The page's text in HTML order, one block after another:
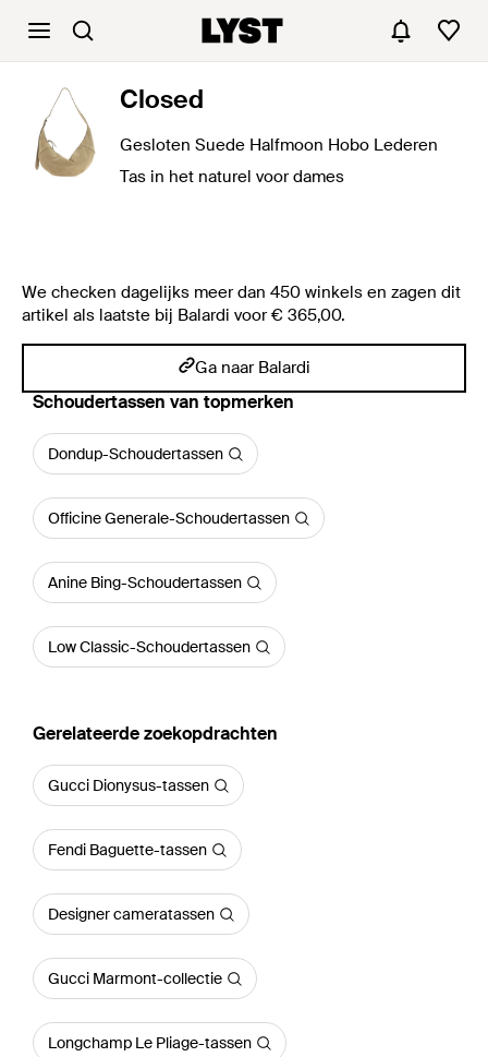
Closed
Gesloten Suede Halfmoon Hobo Lederen
Tas in het naturel voor dames
We checken dagelijks meer dan 450 winkels en zagen dit
artikel als laatste bij Balardi voor € 365,00.
Ga naar Balardi
‪Schoudertassen‬ van topmerken
Dondup-Schoudertassen
Officine Generale-Schoudertassen
Anine Bing-Schoudertassen
Low Classic-Schoudertassen
Gerelateerde zoekopdrachten
Gucci Dionysus-tassen
Fendi Baguette-tassen
Designer cameratassen
Gucci Marmont-collectie
Longchamp Le Pliage-tassen